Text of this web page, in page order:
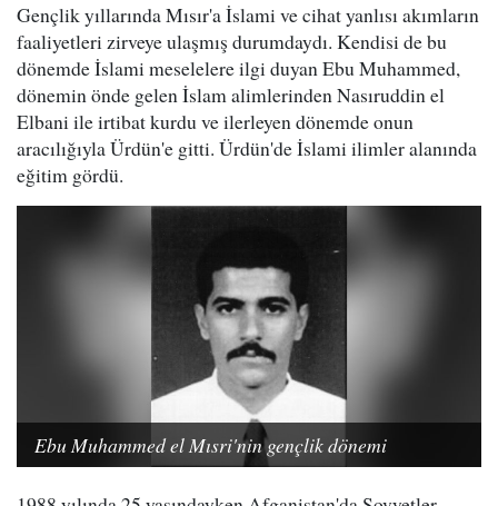
Gençlik yıllarında Mısır'a İslami ve cihat yanlısı akımların
faaliyetleri zirveye ulaşmış durumdaydı. Kendisi de bu
dönemde İslami meselelere ilgi duyan Ebu Muhammed,
dönemin önde gelen İslam alimlerinden Nasıruddin el
Elbani ile irtibat kurdu ve ilerleyen dönemde onun
aracılığıyla Ürdün'e gitti. Ürdün'de İslami ilimler alanında
eğitim gördü.
Ebu Muhammed el Mısri'nin gençlik dönemi